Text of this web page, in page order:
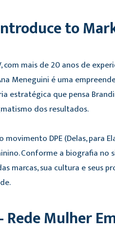
to
mais de 20 anos de
Meneguini é uma
estratégica que pensa
dos resultados.
DPE (Delas, para
Conforme a biografia
marcas, sua cultura e seus
Rede Mulher